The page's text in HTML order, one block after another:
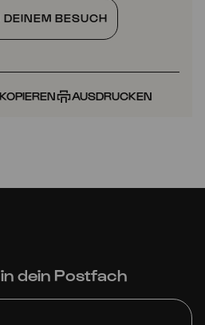
DEINEM BESUCH
AUSDRUCKEN
dein Postfach